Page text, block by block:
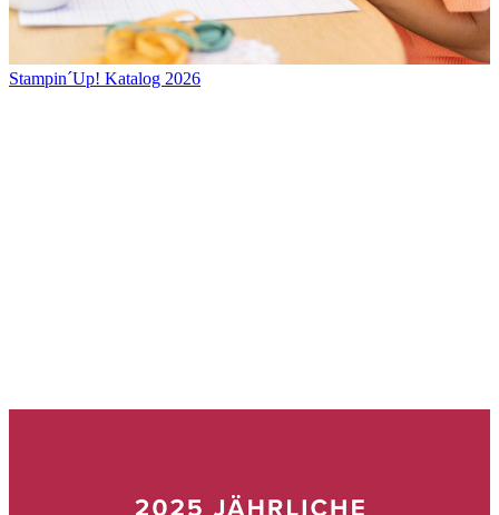
Stampin´Up! Katalog 2026